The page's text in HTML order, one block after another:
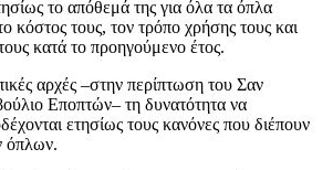
το απόθεμά της για όλα τα όπλα
κόστος τους, τον τρόπο χρήσης τους και
κατά το προηγούμενο έτος.
αρχές –στην περίπτωση του Σαν
Εποπτών– τη δυνατότητα να
ετησίως τους κανόνες που διέπουν
όπλων.